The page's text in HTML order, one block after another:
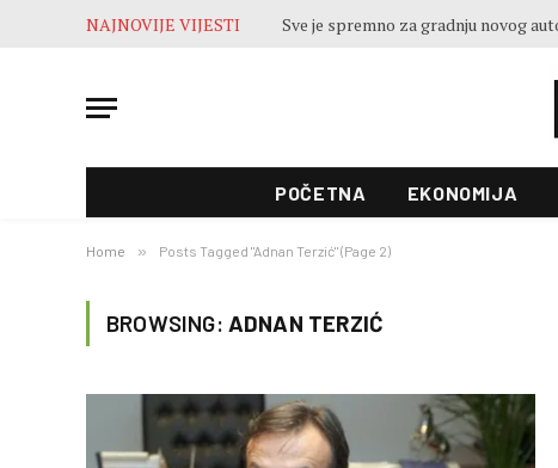
NAJNOVIJE VIJESTI
POČETNA EKONOMIJA
Home » Posts Tagged "Adnan Terzić" (Page 2)
BROWSING: ADNAN TERZIĆ